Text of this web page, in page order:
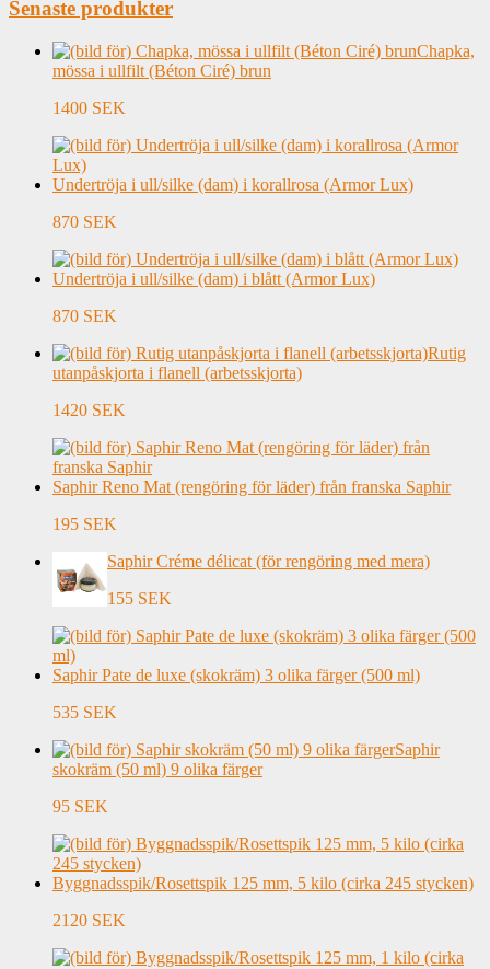
Senaste produkter
Chapka,
mössa i ullfilt (Béton Ciré) brun
1400 SEK
Undertröja i ull/silke (dam) i korallrosa (Armor Lux)
870 SEK
Undertröja i ull/silke (dam) i blått (Armor Lux)
870 SEK
Rutig
utanpåskjorta i flanell (arbetsskjorta)
1420 SEK
Saphir Reno Mat (rengöring för läder) från franska Saphir
195 SEK
Saphir Créme délicat (för rengöring med mera)
155 SEK
Saphir Pate de luxe (skokräm) 3 olika färger (500 ml)
535 SEK
Saphir
skokräm (50 ml) 9 olika färger
95 SEK
Byggnadsspik/Rosettspik 125 mm, 5 kilo (cirka 245 stycken)
2120 SEK